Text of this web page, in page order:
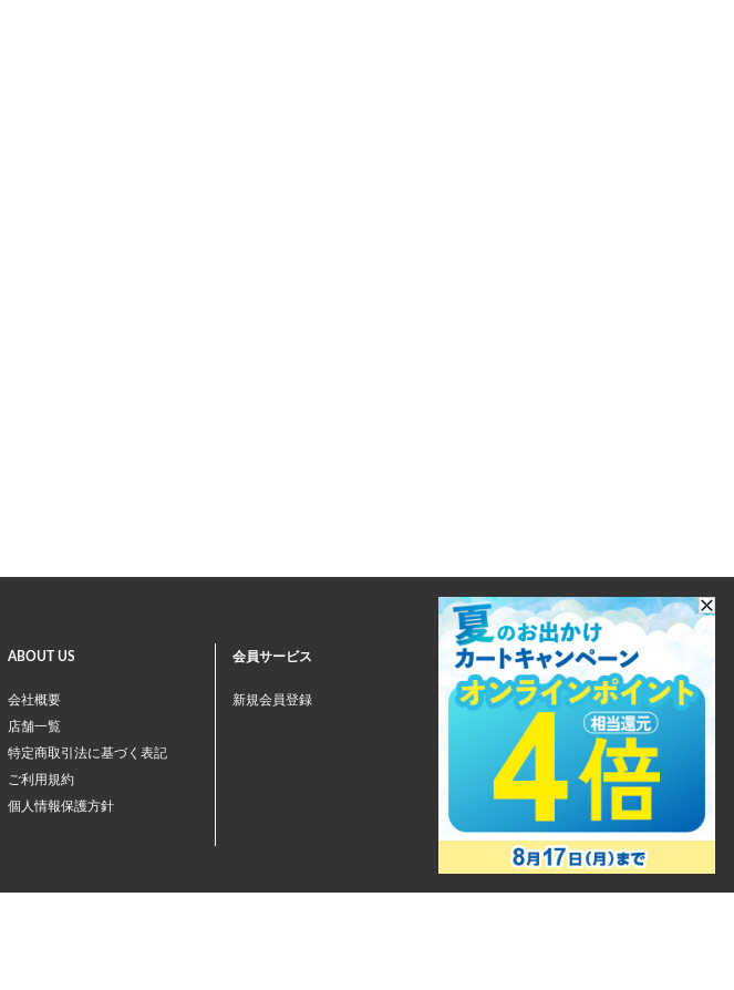
ABOUT US
会社概要
店舗一覧
特定商取引法に基づく表記
ご利用規約
個人情報保護方針
会員サービス
新規会員登録